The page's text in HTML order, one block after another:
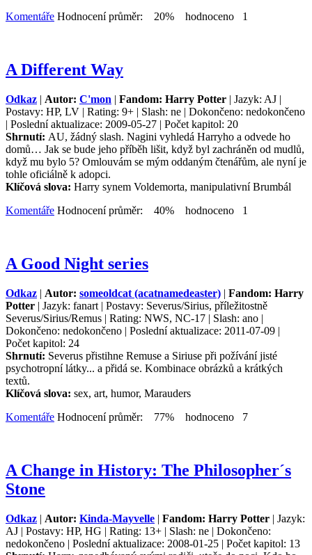
Komentáře Hodnocení průměr: 20% hodnoceno 1
A Different Way
Odkaz | Autor: C'mon | Fandom: Harry Potter | Jazyk: AJ |
Postavy: HP, LV | Rating: 9+ | Slash: ne | Dokončeno: nedokončeno
| Poslední aktualizace: 2009-05-27 | Počet kapitol: 20
Shrnutí: AU, žádný slash. Nagini vyhledá Harryho a odvede ho
domů… Jak se bude jeho příběh lišit, když byl zachráněn od mudlů,
když mu bylo 5? Omlouvám se mým oddaným čtenářům, ale nyní je
tohle oficiálně k adopci.
Klíčová slova: Harry synem Voldemorta, manipulativní Brumbál
Komentáře Hodnocení průměr: 40% hodnoceno 1
A Good Night series
Odkaz | Autor: someoldcat (acatnamedeaster) | Fandom: Harry
Potter | Jazyk: fanart | Postavy: Severus/Sirius, příležitostně
Severus/Sirius/Remus | Rating: NWS, NC-17 | Slash: ano |
Dokončeno: nedokončeno | Poslední aktualizace: 2011-07-09 |
Počet kapitol: 24
Shrnutí: Severus přistihne Remuse a Siriuse při požívání jisté
psychotropní látky... a přidá se. Kombinace obrázků a krátkých
textů.
Klíčová slova: sex, art, humor, Marauders
Komentáře Hodnocení průměr: 77% hodnoceno 7
A Change in History: The Philosopher´s
Stone
Odkaz | Autor: Kinda-Mayvelle | Fandom: Harry Potter | Jazyk:
AJ | Postavy: HP, HG | Rating: 13+ | Slash: ne | Dokončeno:
nedokončeno | Poslední aktualizace: 2008-01-25 | Počet kapitol: 13